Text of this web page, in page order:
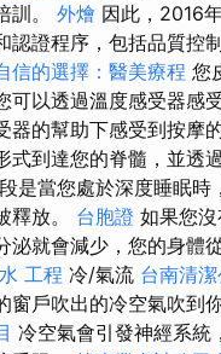
訓。 外燴 因此，2016
認證程序，包括品質控
信的選擇：醫美療程 您
可以透過溫度感受器感
器的幫助下感受到按摩
式到達您的脊髓，並透
是當您處於深度睡眠時
釋放。 台胞證 如果您沒
泌就會減少，您的身體
工程 冷/氣流 台南清
窗戶吹出的冷空氣吹到
冷空氣會引發神經系統